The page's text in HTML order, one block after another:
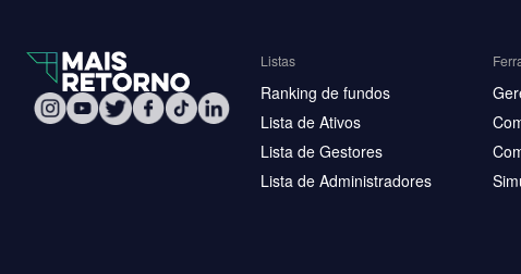
Listas
Ranking de fundos
Lista de Ativos
Lista de Gestores
Lista de Administradores